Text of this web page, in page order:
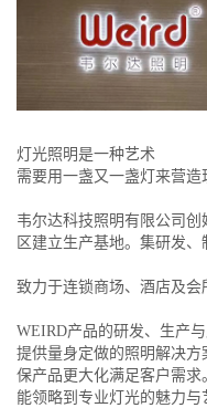
灯光照明是一种艺术
需要用一盏又一盏灯来营造
韦尔达科技照明有限公司
区建立生产基地。集研发、
致力于连锁商场、酒店及会
WEIRD产品的研发、生产
提供量身定做的照明解决
保产品更大化满足客户需
能领略到专业灯光的魅力与